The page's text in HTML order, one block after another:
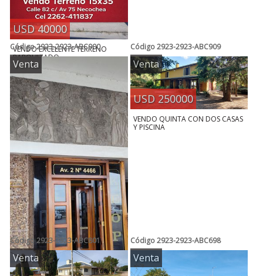
USD 40000
VENDO EXCELENTE TERRENO
PARQUIZADO
Código2923-2923-ABC900
Venta
Código2923-2923-ABC909
Venta
USD 250000
VENDO QUINTA CON DOS CASAS
Y PISCINA
Código2923-2923-ABC801
Venta
Código2923-2923-ABC698
Venta